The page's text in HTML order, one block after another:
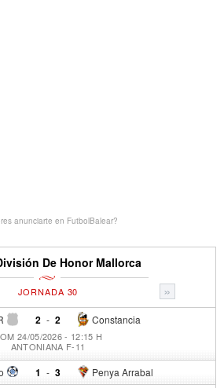
anunciarte en FutbolBalear?
De Honor Mallorca
»
JORNADA 30
2 - Constancia
2
24/05/2026 - 12:15 H
ANTONIANA F-11
1 - Penya Arrabal
3